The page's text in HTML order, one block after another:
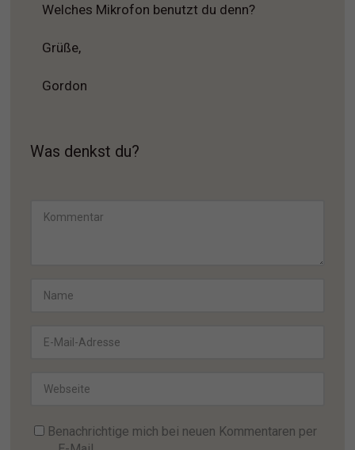
Welches Mikrofon benutzt du denn?
Grüße,
Gordon
Was denkst du?
Benachrichtige mich bei neuen Kommentaren per